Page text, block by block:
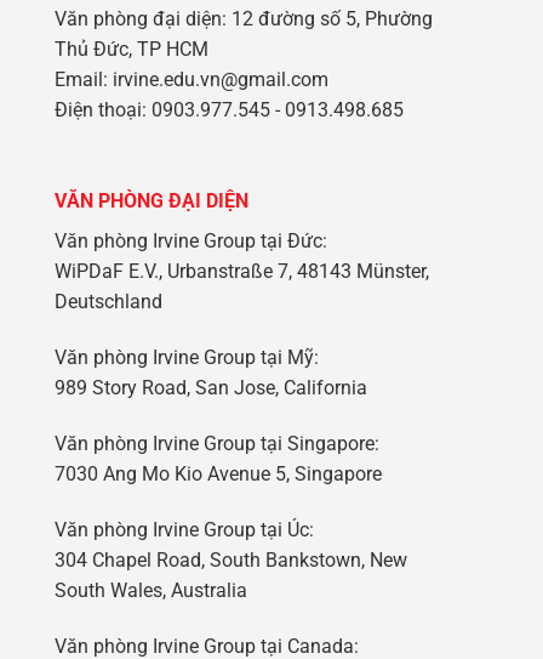
Văn phòng đại diện: 12 đường số 5, Phường
Thủ Đức, TP HCM
Email: irvine.edu.vn@gmail.com
Điện thoại: 0903.977.545 - 0913.498.685
VĂN PHÒNG ĐẠI DIỆN
Văn phòng Irvine Group tại Đức:
WiPDaF E.V., Urbanstraße 7, 48143 Münster,
Deutschland
Văn phòng Irvine Group tại Mỹ:
989 Story Road, San Jose, California
Văn phòng Irvine Group tại Singapore:
7030 Ang Mo Kio Avenue 5, Singapore
Văn phòng Irvine Group tại Úc:
304 Chapel Road, South Bankstown, New
South Wales, Australia
Văn phòng Irvine Group tại Canada: